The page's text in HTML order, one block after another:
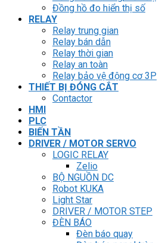
Đồng hồ đo hiển thị số
RELAY
Relay trung gian
Relay bán dẫn
Relay thời gian
Relay an toàn
Relay bảo vệ động cơ 3P
THIẾT BỊ ĐÓNG CẮT
Contactor
HMI
PLC
BIẾN TẦN
DRIVER / MOTOR SERVO
LOGIC RELAY
Zelio
BỘ NGUỒN DC
Robot KUKA
Light Star
DRIVER / MOTOR STEP
ĐÈN BÁO
Đèn báo quay